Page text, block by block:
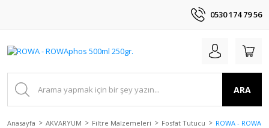
0530 174 79 56
ARA
Anasayfa AKVARYUM Filtre Malzemeleri Fosfat Tutucu ROWA -